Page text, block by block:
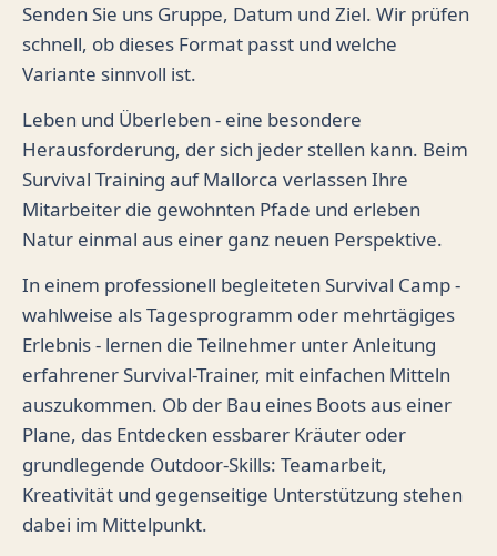
Senden Sie uns Gruppe, Datum und Ziel. Wir prüfen
schnell, ob dieses Format passt und welche
Variante sinnvoll ist.
Leben und Überleben - eine besondere
Herausforderung, der sich jeder stellen kann. Beim
Survival Training auf Mallorca verlassen Ihre
Mitarbeiter die gewohnten Pfade und erleben
Natur einmal aus einer ganz neuen Perspektive.
In einem professionell begleiteten Survival Camp -
wahlweise als Tagesprogramm oder mehrtägiges
Erlebnis - lernen die Teilnehmer unter Anleitung
erfahrener Survival-Trainer, mit einfachen Mitteln
auszukommen. Ob der Bau eines Boots aus einer
Plane, das Entdecken essbarer Kräuter oder
grundlegende Outdoor-Skills: Teamarbeit,
Kreativität und gegenseitige Unterstützung stehen
dabei im Mittelpunkt.